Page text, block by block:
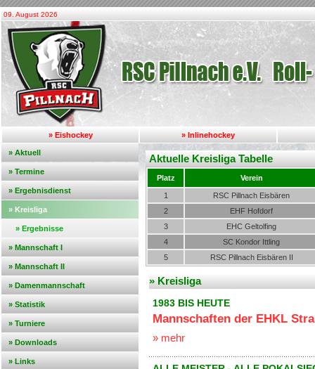
09. August 2026
» Eishockey » Inlinehockey
» Aktuell
» Termine
» Ergebnisdienst
» Kreisliga
» Ergebnisse
» Mannschaft I
» Mannschaft II
» Damenmannschaft
» Statistik
» Turniere
» Downloads
» Links
Aktuelle Kreisliga Tabelle
Platz Verein
1
RSC Pillnach Eisbären
2
EHF Hofdorf
3
EHC Geltolfing
4
SC Kondor Ittling
5
RSC Pillnach Eisbären II
» Kreisliga
1983 BIS HEUTE
Mannschaften der EHKL
» mehr